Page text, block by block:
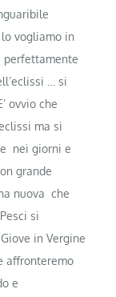
vogliamo in
… si
ovvio che
ma si
nei giorni e
grande
nuova che
si
in Vergine
affronteremo
e